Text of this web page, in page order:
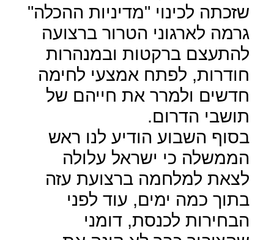
שזכתה לכינוי "מדיניות ההכלה"
גרמה לארגוני הטרור ברצועה
להתעצם ברקטות ובמנהרות
חודרות, לפתח אמצעי לחימה
חדשים ולמרר את חייהם של
תושבי הדרום.
בסוף השבוע הודיע לנו ראש
הממשלה כי ישראל עלולה
לצאת למלחמה ברצועת עזה
בתוך כמה ימים, עוד לפני
הבחירות לכנסת, דומני